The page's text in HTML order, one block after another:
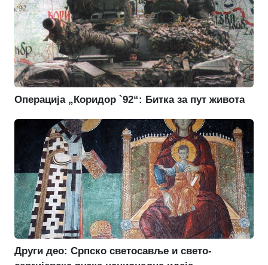
Операција „Коридор `92“: Битка за пут живота
Други део: Српско светосавље и свето-